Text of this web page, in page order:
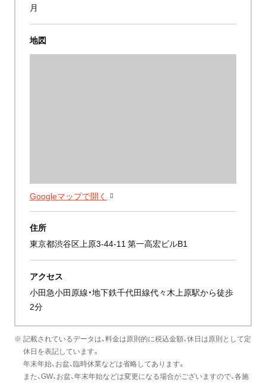
月
地図
Googleマップで開く
住所
東京都渋谷区上原3-44-11 第一高宏ビルB1
アクセス
小田急小田原線・地下鉄千代田線代々木上原駅から徒歩
2分
※ 記載されているデータは、料金は原則的に税込金額、休日は原則として定
休日を表記しています。
年末年始、お盆、臨時休業などは省略してあります。
また、GW、お盆、年末年始などは変更になる場合がございますので、各施